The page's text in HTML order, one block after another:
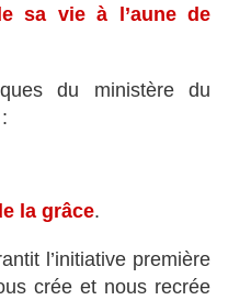
sa vie à l’aune de
du ministère du
la grâce.
l’initiative première
crée et nous recrée